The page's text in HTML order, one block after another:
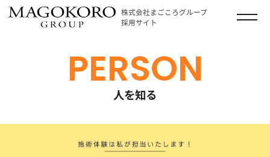
株式会社まごころグループ
採用サイト
人を知る
PERSON